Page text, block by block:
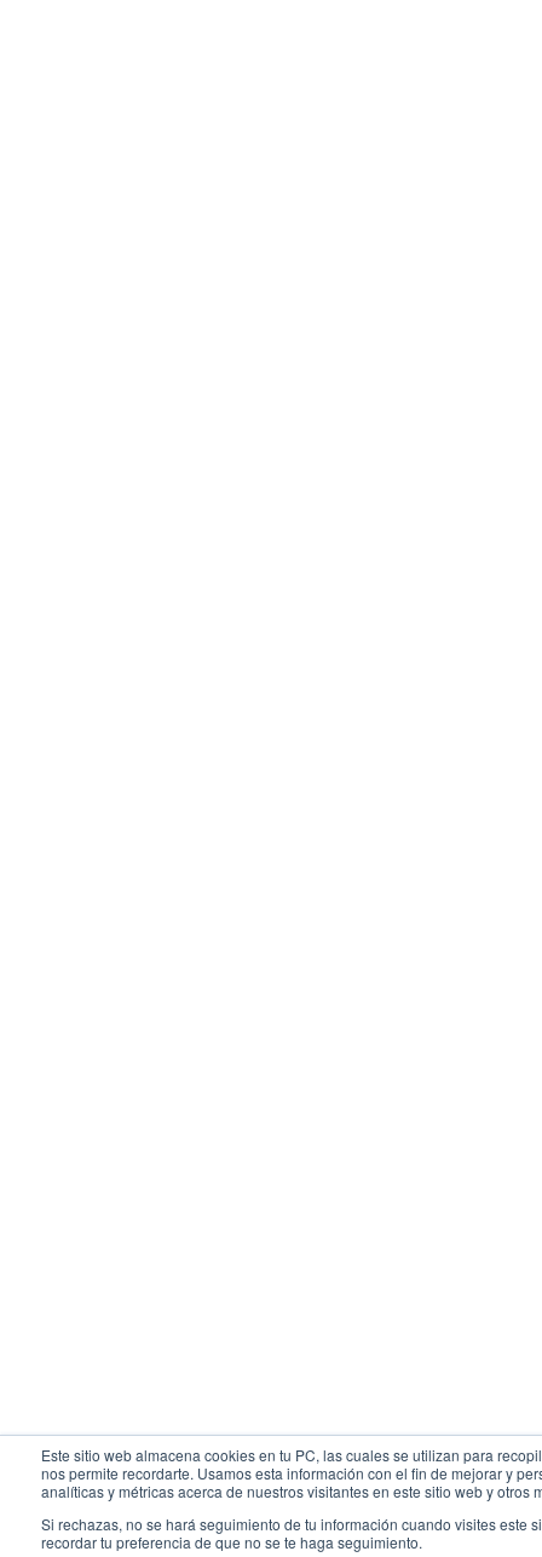
Este sitio web almacena cookies en tu PC, las cuales se utilizan para
nos permite recordarte. Usamos esta información con el fin de mejorar y
analíticas y métricas acerca de nuestros visitantes en este sitio web y otros
Si rechazas, no se hará seguimiento de tu información cuando visites este
recordar tu preferencia de que no se te haga seguimiento.